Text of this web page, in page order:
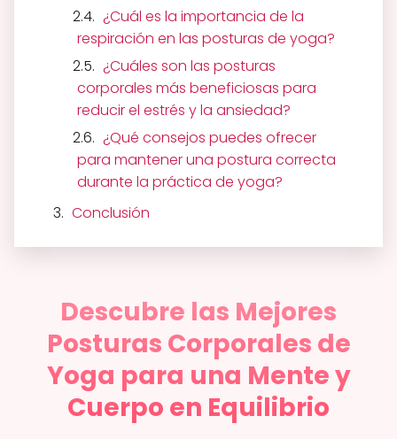
¿Cuál es la importancia de la
respiración en las posturas de yoga?
¿Cuáles son las posturas
corporales más beneficiosas para
reducir el estrés y la ansiedad?
¿Qué consejos puedes ofrecer
para mantener una postura correcta
durante la práctica de yoga?
Conclusión
Descubre las Mejores
Posturas Corporales de
Yoga para una Mente y
Cuerpo en Equilibrio